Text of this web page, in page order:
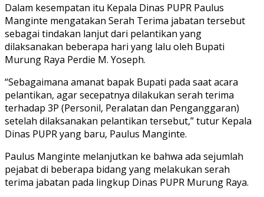
Dalam kesempatan itu Kepala Dinas PUPR Paulus
Manginte mengatakan Serah Terima jabatan tersebut
sebagai tindakan lanjut dari pelantikan yang
dilaksanakan beberapa hari yang lalu oleh Bupati
Murung Raya Perdie M. Yoseph.
“Sebagaimana amanat bapak Bupati pada saat acara
pelantikan, agar secepatnya dilakukan serah terima
terhadap 3P (Personil, Peralatan dan Penganggaran)
setelah dilaksanakan pelantikan tersebut,” tutur Kepala
Dinas PUPR yang baru, Paulus Manginte.
Paulus Manginte melanjutkan ke bahwa ada sejumlah
pejabat di beberapa bidang yang melakukan serah
terima jabatan pada lingkup Dinas PUPR Murung Raya.